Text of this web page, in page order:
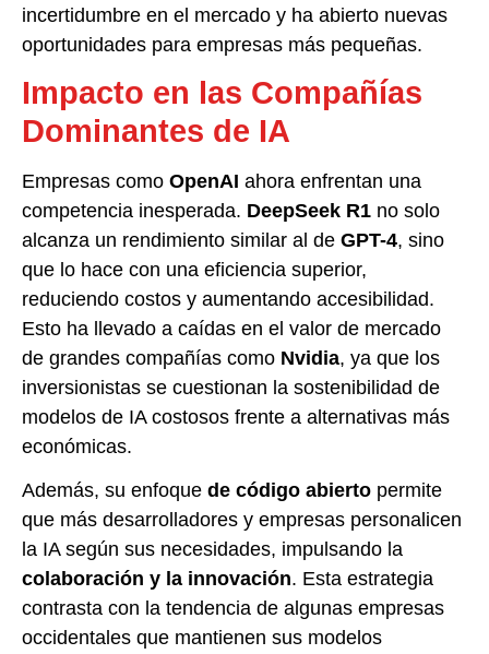
incertidumbre en el mercado y ha abierto nuevas
oportunidades para empresas más pequeñas.
Impacto en las Compañías
Dominantes de IA
Empresas como OpenAI ahora enfrentan una
competencia inesperada. DeepSeek R1 no solo
alcanza un rendimiento similar al de GPT-4, sino
que lo hace con una eficiencia superior,
reduciendo costos y aumentando accesibilidad.
Esto ha llevado a caídas en el valor de mercado
de grandes compañías como Nvidia, ya que los
inversionistas se cuestionan la sostenibilidad de
modelos de IA costosos frente a alternativas más
económicas.
Además, su enfoque de código abierto permite
que más desarrolladores y empresas personalicen
la IA según sus necesidades, impulsando la
colaboración y la innovación. Esta estrategia
contrasta con la tendencia de algunas empresas
occidentales que mantienen sus modelos